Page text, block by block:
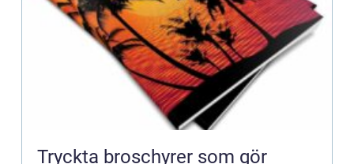
Tryckta broschyrer som gör